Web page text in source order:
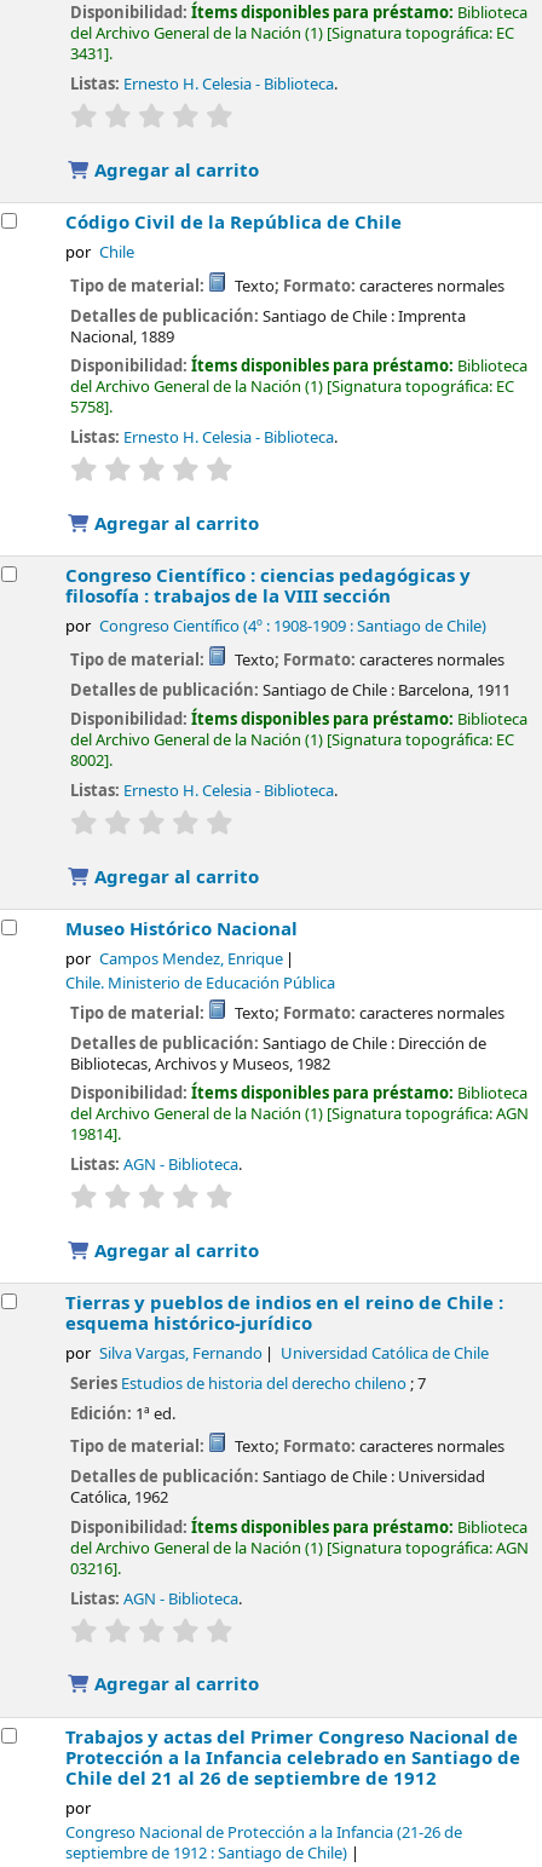
Disponibilidad:Ítems disponibles para préstamo: Biblioteca
del Archivo General de la Nación (1) Signatura topográfica: EC
3431 .
Listas: Ernesto H. Celesia - Biblioteca.
valoración
Agregar al carrito
Código Civil de la República de Chile
por Chile
Tipo de material: Texto; Formato: caracteres normales
Detalles de publicación:Santiago de Chile :Imprenta
Nacional, 1889
Disponibilidad:Ítems disponibles para préstamo: Biblioteca
del Archivo General de la Nación (1) Signatura topográfica: EC
5758 .
Listas: Ernesto H. Celesia - Biblioteca.
valoración
Agregar al carrito
Congreso Científico : ciencias pedagógicas y
filosofía : trabajos de la VIII sección
por Congreso Científico(4º : 1908-1909 : Santiago de Chile)
Tipo de material: Texto; Formato: caracteres normales
Detalles de publicación:Santiago de Chile : Barcelona, 1911
Disponibilidad:Ítems disponibles para préstamo: Biblioteca
del Archivo General de la Nación (1) Signatura topográfica: EC
8002 .
Listas: Ernesto H. Celesia - Biblioteca.
valoración
Agregar al carrito
Museo Histórico Nacional
por Campos Mendez, Enrique
Chile. Ministerio de Educación Pública
Tipo de material: Texto; Formato: caracteres normales
Detalles de publicación:Santiago de Chile : Dirección de
Bibliotecas, Archivos y Museos, 1982
Disponibilidad:Ítems disponibles para préstamo: Biblioteca
del Archivo General de la Nación (1) Signatura topográfica:AGN
19814 .
Listas: AGN - Biblioteca.
valoración
Agregar al carrito
Tierras y pueblos de indios en el reino de Chile :
esquema histórico-jurídico
por Silva Vargas, Fernando Universidad Católica de Chile
Series Estudios de historia del derecho chileno; 7
Edición: 1ª ed.
Tipo de material:
Texto; Formato: caracteres normales
Detalles de publicación:Santiago de Chile : Universidad
Católica, 1962
Disponibilidad:Ítems disponibles para préstamo: Biblioteca
del Archivo General de la Nación (1) Signatura topográfica:AGN
03216 .
Listas: AGN - Biblioteca.
valoración
Agregar al carrito
Trabajos y actas del Primer Congreso Nacional de
Protección a la Infancia celebrado en Santiago de
Chile del 21 al 26 de septiembre de 1912
por
Congreso Nacional de Protección a la Infancia(21-26 de
septiembre de 1912 : Santiago de Chile)